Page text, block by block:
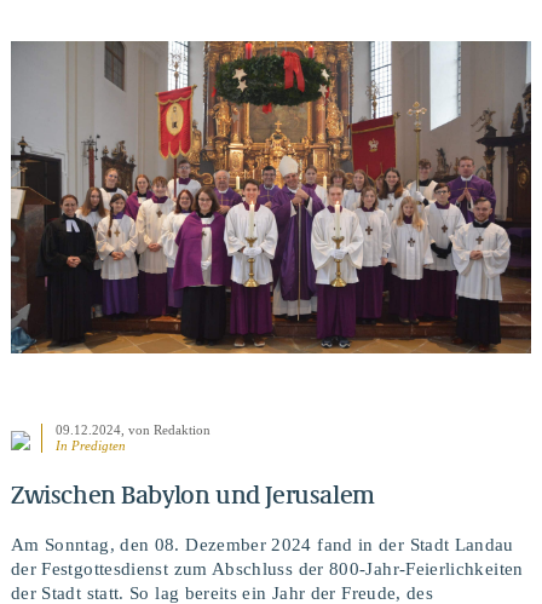
BEITRAG ANSEHEN
09.12.2024, von Redaktion
In Predigten
Zwischen Babylon und Jerusalem
Am Sonntag, den 08. Dezember 2024 fand in der Stadt Landau
der Festgottesdienst zum Abschluss der 800-Jahr-Feierlichkeiten
der Stadt statt. So lag bereits ein Jahr der Freude, des